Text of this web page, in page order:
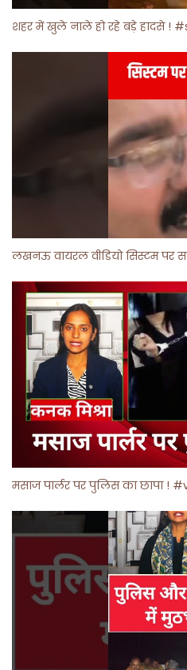
शहर में खुले नाले हो रहे बड़े हादसे !
लखनऊ वायरल वीडियो सिस्टम पर